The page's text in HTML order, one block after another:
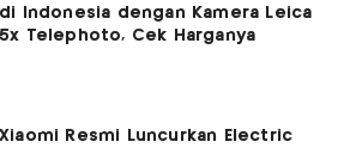
di Indonesia dengan Kamera Leica
5x Telephoto, Cek Harganya
Xiaomi Resmi Luncurkan Electric